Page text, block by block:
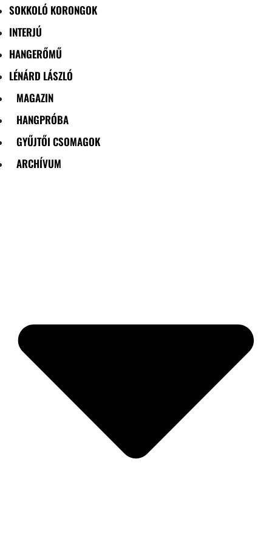
SOKKOLÓ KORONGOK
INTERJÚ
HANGERŐMŰ
LÉNÁRD LÁSZLÓ
MAGAZIN
HANGPRÓBA
GYŰJTŐI CSOMAGOK
ARCHÍVUM